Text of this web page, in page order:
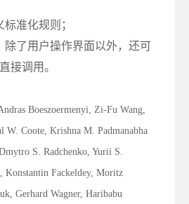
准化规则；
除了用户操作界面以外，还可
接调用。
Boeszoermenyi, Zi-Fu Wang,
W. Coote, Krishna M. Padmanabha
S. Radchenko, Yurii S.
Konstantin Fackeldey, Moritz
Gerhard Wagner, Haribabu